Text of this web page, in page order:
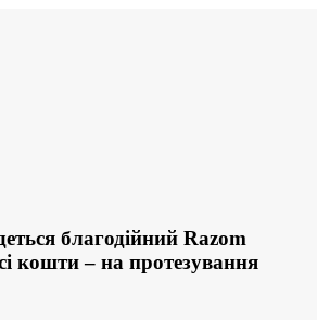
благодійний Razom
кошти – на протезування